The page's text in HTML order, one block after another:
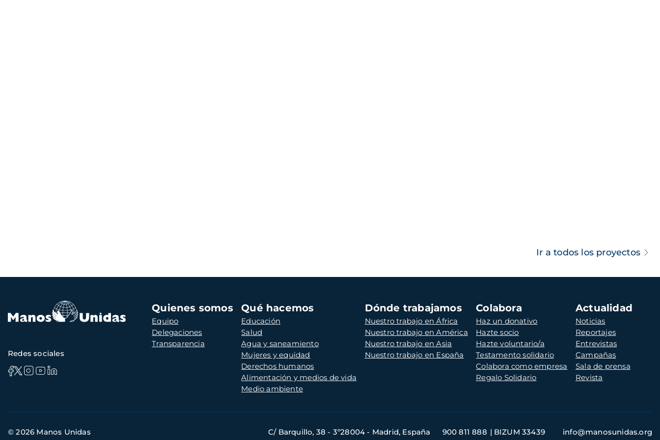
Ir a todos los proyectos
Navegación
principal
Quienes somos
Equipo
Delegaciones
Transparencia
Qué hacemos
Educación
Salud
Agua y saneamiento
Mujeres y equidad
Derechos humanos
Alimentación y medios de vida
Medio ambiente
Dónde trabajamos
Nuestro trabajo en África
Nuestro trabajo en América
Nuestro trabajo en Asia
Nuestro trabajo en España
Colabora
Haz un donativo
Hazte socio
Hazte voluntario/a
Testamento solidario
Colabora como empresa
Regalo Solidario
Actualidad
Noticias
Reportajes
Entrevistas
Campañas
Sala de prensa
Revista
Redes sociales
de
© 2026 Manos Unidas C/ Barquillo, 38 - 3º28004 - Madrid, España 900 811 888 BIZUM 33439 info@manosunidas.org